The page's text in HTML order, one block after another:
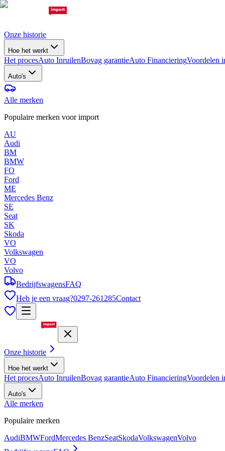
Onze historie
Hoe het werkt
Het procesAuto InruilenBovag garantieAuto FinancieringVoordelen
Auto's
Alle merken
Populaire merken voor import
AU
Audi
BM
BMW
FO
Ford
ME
Mercedes Benz
SE
Seat
SK
Skoda
VO
Volkswagen
VO
Volvo
BedrijfswagensFAQ
Heb je een vraag?0297-261285Contact
Onze historie
Hoe het werkt
Het procesAuto InruilenBovag garantieAuto FinancieringVoordelen
Auto's
Alle merken
Populaire merken
AudiBMWFordMercedes BenzSeatSkodaVolkswagenVolvo